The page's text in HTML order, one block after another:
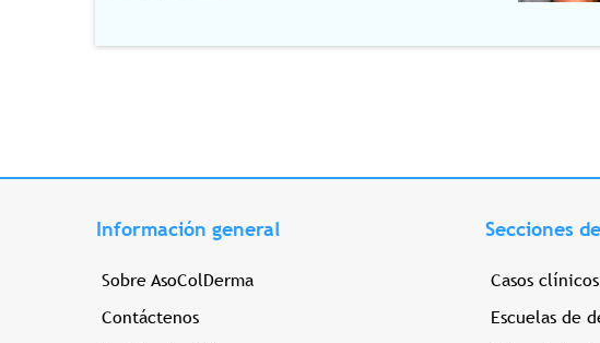
Información general
Sobre AsoColDerma
Contáctenos
Secciones
Casos clínicos
Escuelas de